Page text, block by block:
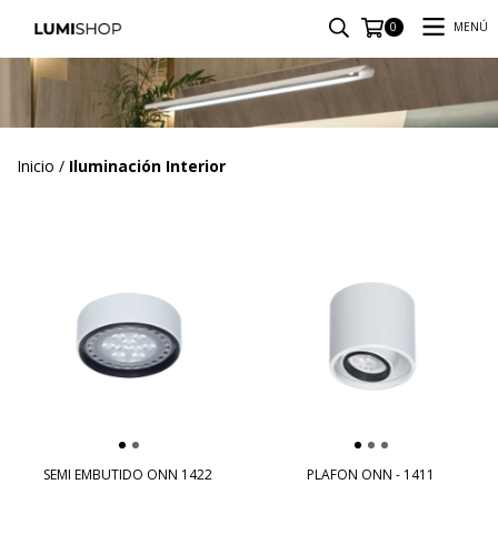
0 MENÚ
Inicio / Iluminación Interior
SEMI EMBUTIDO ONN 1422 PLAFON ONN - 1411